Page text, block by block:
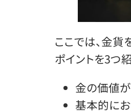
ここでは、金貨
ポイントを3つ
金の価値
基本的に